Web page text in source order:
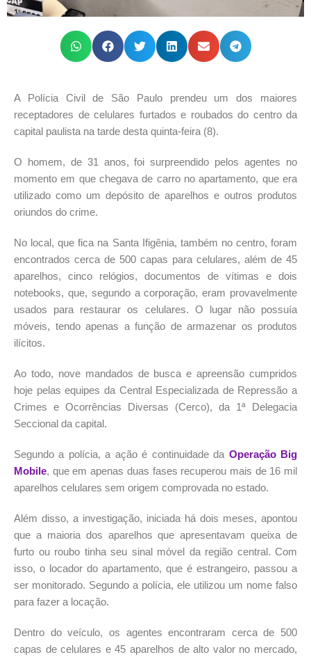
A Polícia Civil de São Paulo prendeu um dos maiores
receptadores de celulares furtados e roubados do centro da
capital paulista na tarde desta quinta-feira (8).
O homem, de 31 anos, foi surpreendido pelos agentes no
momento em que chegava de carro no apartamento, que era
utilizado como um depósito de aparelhos e outros produtos
oriundos do crime.
No local, que fica na Santa Ifigênia, também no centro, foram
encontrados cerca de 500 capas para celulares, além de 45
aparelhos, cinco relógios, documentos de vítimas e dois
notebooks, que, segundo a corporação, eram provavelmente
usados para restaurar os celulares. O lugar não possuía
móveis, tendo apenas a função de armazenar os produtos
ilícitos.
Ao todo, nove mandados de busca e apreensão cumpridos
hoje pelas equipes da Central Especializada de Repressão a
Crimes e Ocorrências Diversas (Cerco), da 1ª Delegacia
Seccional da capital.
Segundo a polícia, a ação é continuidade da Operação Big
Mobile, que em apenas duas fases recuperou mais de 16 mil
aparelhos celulares sem origem comprovada no estado.
Além disso, a investigação, iniciada há dois meses, apontou
que a maioria dos aparelhos que apresentavam queixa de
furto ou roubo tinha seu sinal móvel da região central. Com
isso, o locador do apartamento, que é estrangeiro, passou a
ser monitorado. Segundo a polícia, ele utilizou um nome falso
para fazer a locação.
Dentro do veículo, os agentes encontraram cerca de 500
capas de celulares e 45 aparelhos de alto valor no mercado,